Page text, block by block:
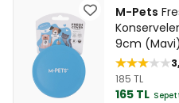
M-Pets
9cm (Mavi)
185 TL
165 TL